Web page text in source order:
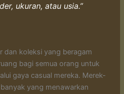
ukuran, atau usia.”
dan koleksi yang beragam
bagi semua orang untuk
gaya casual mereka. Merek-
yang menawarkan